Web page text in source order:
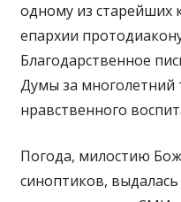
одному из старейших
епархии
Благодарственное
Думы за многолетний
нравственного
Погода, милостию
синоптиков,